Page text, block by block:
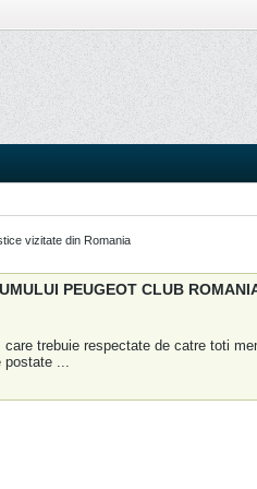
vizitate din Romania
PEUGEOT CLUB
trebuie respectate de catre toti
postate ...